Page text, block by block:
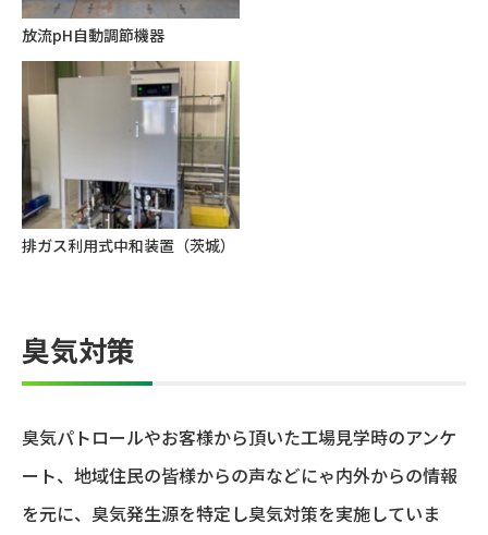
放流pH自動調節機器
排ガス利用式中和装置（茨城）
臭気対策
臭気パトロールやお客様から頂いた工場見学時のアンケ
ート、地域住民の皆様からの声などにゃ内外からの情報
を元に、臭気発生源を特定し臭気対策を実施していま